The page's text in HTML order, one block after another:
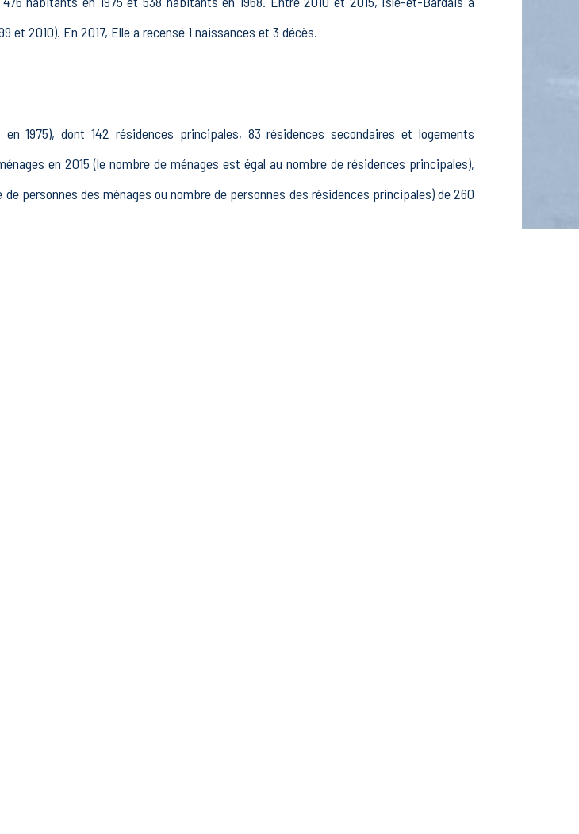
et 2010). En 2017, Elle a recensé 1 naissances et 3 décès.
1975), dont 142 résidences principales, 83 résidences secondaires et logements
en 2015 (le nombre de ménages est égal au nombre de résidences principales),
personnes des ménages ou nombre de personnes des résidences principales) de 260